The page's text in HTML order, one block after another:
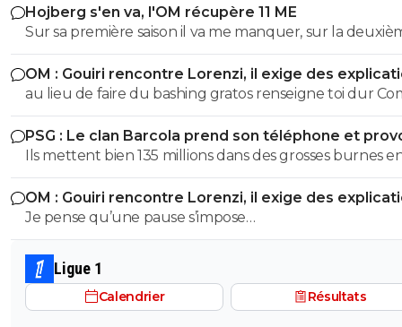
Hojberg s'en va, l'OM récupère 11 ME
Sur sa première saison il va me manquer, sur la
très peu !
OM : Gouiri rencontre Lorenzi, il exige des
au lieu de faire du bashing gratos renseigne toi dur
c'est le nouveau riche oralien ils vont nouer la cL etc
progresse chaque saison
PSG : Le clan Barcola prend son téléphone et
un séisme
Ils mettent bien 135 millions dans des grosses burnes
donc pourquoi le PSG devrait pas faire pareil ?
OM : Gouiri rencontre Lorenzi, il exige des
Je pense qu’une pause s’impose…
Ligue 1
Calendrier Résultats